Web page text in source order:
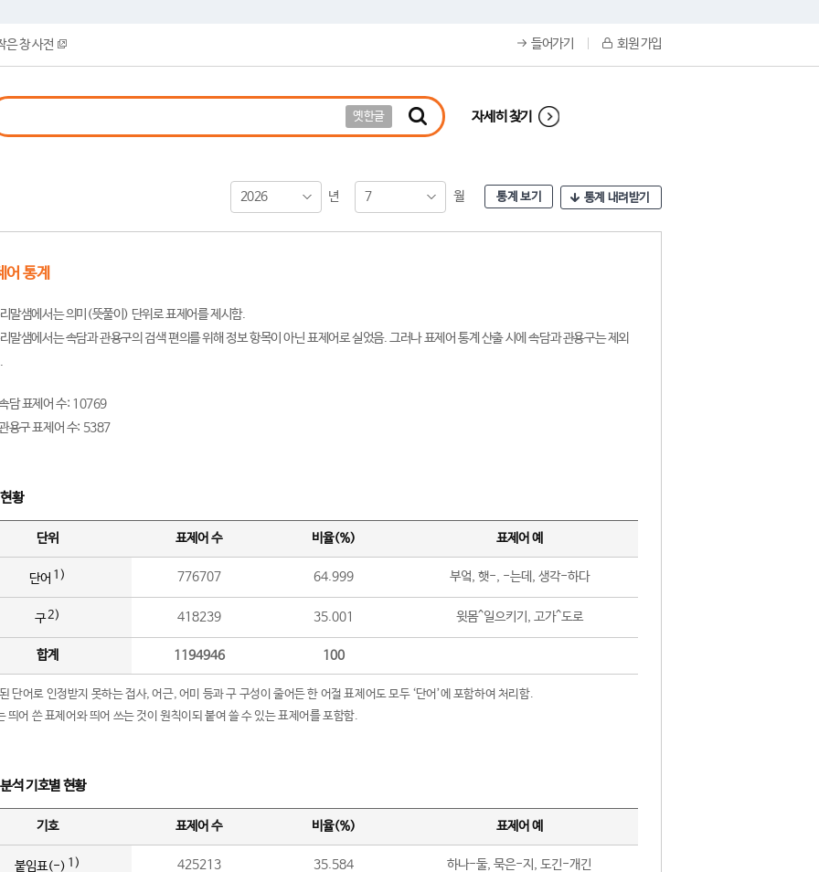
은 창 사전 들어가기 회원 가입
옛한글 자세히 찾기
2026 년 7 월 통계 보기 통계 내려받기
어 통계
말샘에서는 의미(뜻풀이) 단위로 표제어를 제시함.
말샘에서는 속담과 관용구의 검색 편의를 위해 정보 항목이 아닌 표제어로 실었음. 그러나 표제어 통계 산출 시에 속담과 관용구는 제외
담 표제어 수: 10769
용구 표제어 수: 5387
황
단위 표제어 수 비율(%) 표제어 예
단어 1) 776707 64.999 부엌, 햇-, -는데, 생각-하다
구2) 418239 35.001 윗몸^일으키기, 고가^도로
합계 1194946 100
단어로 인정받지 못하는 접사, 어근, 어미 등과 구 구성이 줄어든 한 어절 표제어도 모두 ‘단어’에 포함하여 처리함.
띄어 쓴 표제어와 띄어 쓰는 것이 원칙이되 붙여 쓸 수 있는 표제어를 포함함.
석 기호별 현황
기호 표제어 수 비율(%) 표제어 예
붙임표(-) 1) 425213 35.584 하나-둘, 묵은-지, 도긴-개긴